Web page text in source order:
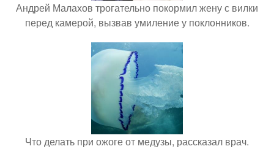
Андрей Малахов трогательно покормил жену с вилки
перед камерой, вызвав умиление у поклонников.
Что делать при ожоге от медузы, рассказал врач.